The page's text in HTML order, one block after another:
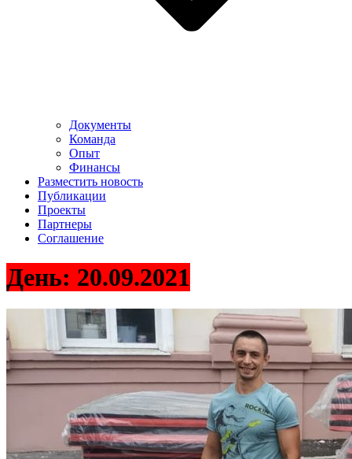
Документы
Команда
Опыт
Финансы
Разместить новость
Публикации
Проекты
Партнеры
Соглашение
День: 20.09.2021